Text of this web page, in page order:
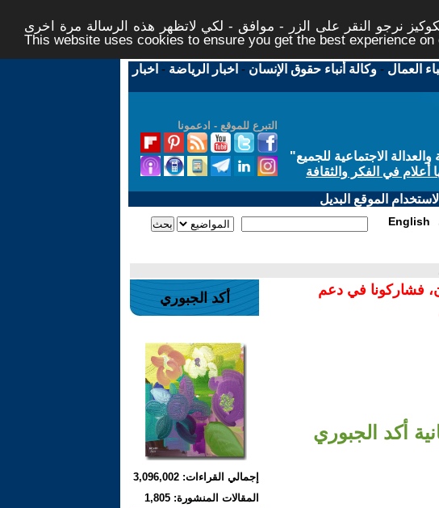
نرجو النقر على الزر - موافق - لكي لاتظهر هذه الرسالة مرة اخرى -
This website uses cookies to ensure you get the best experience on
العمال -وكالة أنباء حقوق الإنسان - اخبار الرياضة - اخبار
التبرع للموقع - ادعمونا
الاجتماعية للجميع"
أعلام في الفكر والثقافة
الموقع البديل
English
فشاركونا في دعم
أكد الجبوري
أكد الجبوري
إجمالي القراءات: 3,096,002
المقالات المنشورة: 1,805